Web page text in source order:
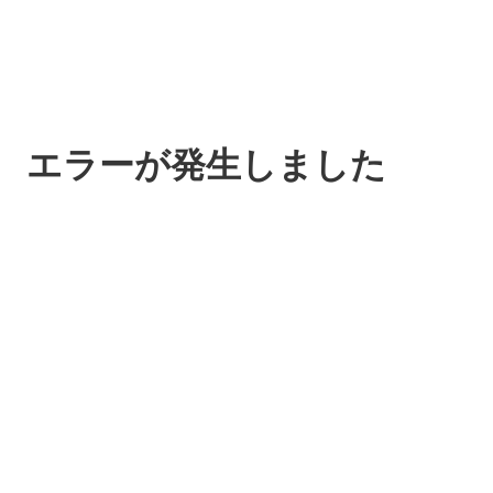
エラーが発生しました